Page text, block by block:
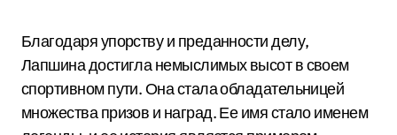
Благодаря упорству и преданности делу,
Лапшина достигла немыслимых высот в своем
спортивном пути. Она стала обладательницей
множества призов и наград. Ее имя стало именем